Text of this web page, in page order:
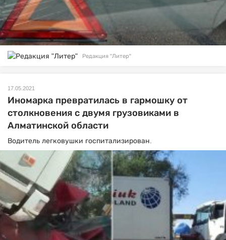
Редакция "Литер"
17.05.2021
Иномарка превратилась в гармошку от
столкновения с двумя грузовиками в
Алматинской области
Водитель легковушки госпитализирован.